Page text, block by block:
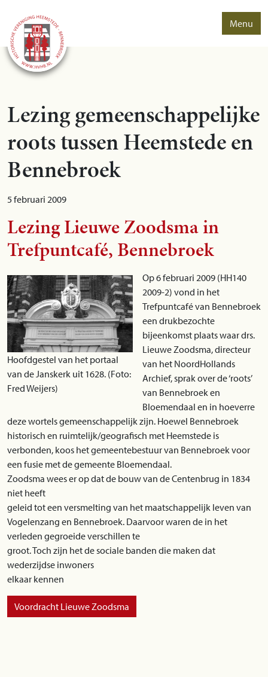
Menu
Lezing gemeenschappelijke
roots tussen Heemstede en
Bennebroek
5 februari 2009
Lezing Lieuwe Zoodsma in
Trefpuntcafé, Bennebroek
Hoofdgestel van het portaal
van de Janskerk uit 1628. (Foto:
Fred Weijers)
Op 6 februari 2009 (HH140
2009-2) vond in het
Trefpuntcafé van Bennebroek
een drukbezochte
bijeenkomst plaats waar drs.
Lieuwe Zoodsma, directeur
van het NoordHollands
Archief, sprak over de ‘roots’
van Bennebroek en
Bloemendaal en in hoeverre
deze wortels gemeenschappelijk zijn. Hoewel Bennebroek
historisch en ruimtelijk/geografisch met Heemstede is
verbonden, koos het gemeentebestuur van Bennebroek voor
een fusie met de gemeente Bloemendaal.
Zoodsma wees er op dat de bouw van de Centenbrug in 1834
niet heeft
geleid tot een versmelting van het maatschappelijk leven van
Vogelenzang en Bennebroek. Daarvoor waren de in het
verleden gegroeide verschillen te
groot. Toch zijn het de sociale banden die maken dat
wederzijdse inwoners
elkaar kennen
Voordracht Lieuwe Zoodsma